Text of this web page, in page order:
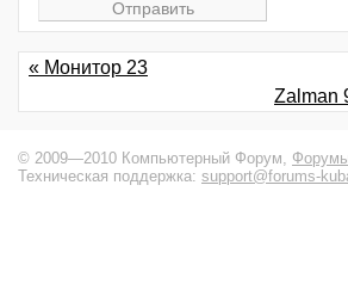
« Монитор 23
Zalman
© 2009—2010 Компьютерный Форум,
Техническая поддержка: support@forums-